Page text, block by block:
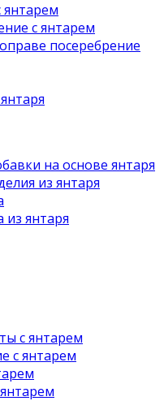
янтарем
с янтарем
посеребрение
на основе янтаря
из янтаря
из янтаря
с янтарем
с янтарем